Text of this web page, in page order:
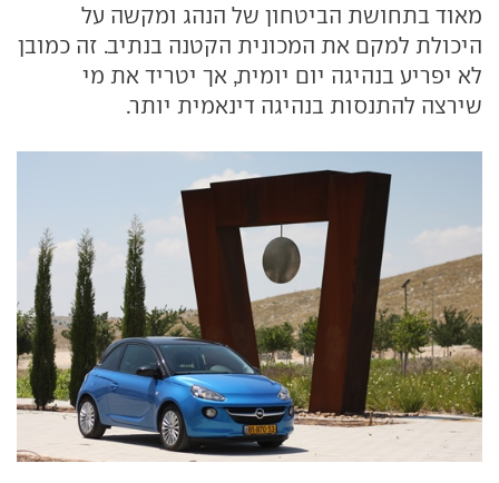
מאוד בתחושת הביטחון של הנהג ומקשה על
היכולת למקם את המכונית הקטנה בנתיב. זה כמובן
לא יפריע בנהיגה יום יומית, אך יטריד את מי
שירצה להתנסות בנהיגה דינאמית יותר.